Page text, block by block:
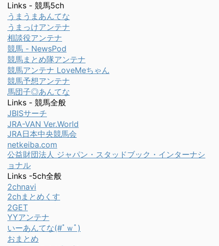
Links - 競馬5ch
うまうまあんてな
うまっけアンテナ
相談役アンテナ
競馬 - NewsPod
競馬まとめ隊アンテナ
競馬アンテナ LoveMeちゃん
競馬予想アンテナ
馬団子◎あんてな
Links - 競馬全般
JBISサーチ
JRA-VAN Ver.World
JRA日本中央競馬会
netkeiba.com
公益財団法人 ジャパン・スタッドブック・インターナシ
ョナル
Links -5ch全般
2chnavi
2chまとめくす
2GET
YYアンテナ
いーあんてな(#ﾟｗﾟ)
おまとめ